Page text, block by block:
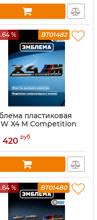
% BT01482
пластиковая
X4 M Competition
420 руб
% BT01480